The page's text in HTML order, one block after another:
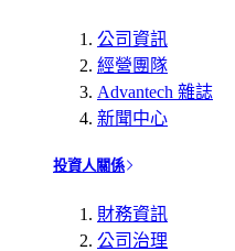
公司資訊
經營團隊
Advantech 雜誌
新聞中心
投資人關係
財務資訊
公司治理